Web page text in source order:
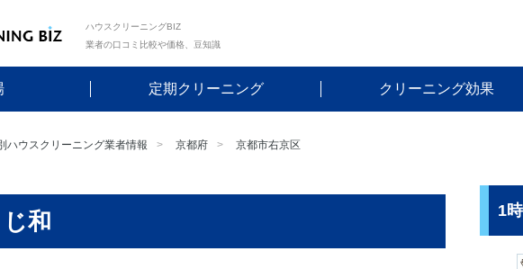
ハウスクリーニングBIZ
業者の口コミ比較や価格、豆知識
定期クリーニング クリーニング効果
ハウスクリーニング業者情報 京都府 京都市右京区
和 1